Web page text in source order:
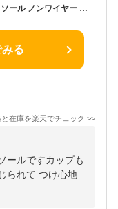
タンクトップ カップ付き ブラトップ キャミソール ノンワイヤー Uネック インナー ナイトブラ リブ ルームウェア 夏 ブラキャミ レディース 見せるインナー 締めつけない パッド付き トップス 重ね着 無地 おしゃれ 肌着 下着 送料無料
る
在庫を楽天でチェック >>
ールですカップも
られて つけ心地